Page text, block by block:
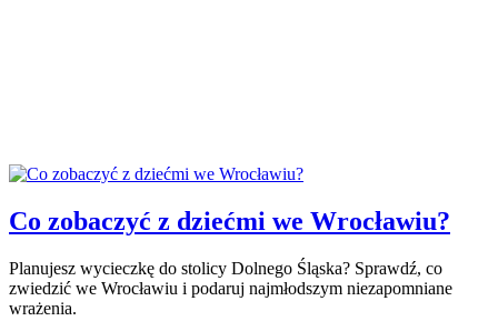
Co zobaczyć z dziećmi we Wrocławiu?
Planujesz wycieczkę do stolicy Dolnego Śląska? Sprawdź, co
zwiedzić we Wrocławiu i podaruj najmłodszym niezapomniane
wrażenia.